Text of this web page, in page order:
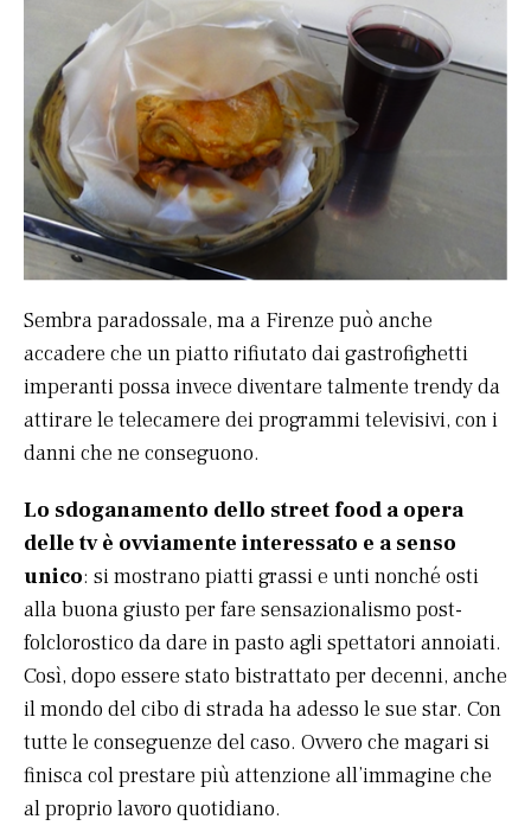
Sembra paradossale, ma a Firenze può anche
accadere che un piatto rifiutato dai gastrofighetti
imperanti possa invece diventare talmente trendy da
attirare le telecamere dei programmi televisivi, con i
danni che ne conseguono.
Lo sdoganamento dello street food a opera
delle tv è ovviamente interessato e a senso
unico: si mostrano piatti grassi e unti nonché osti
alla buona giusto per fare sensazionalismo post-
folclorostico da dare in pasto agli spettatori annoiati.
Così, dopo essere stato bistrattato per decenni, anche
il mondo del cibo di strada ha adesso le sue star. Con
tutte le conseguenze del caso. Ovvero che magari si
finisca col prestare più attenzione all’immagine che
al proprio lavoro quotidiano.